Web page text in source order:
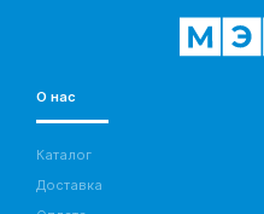
О нас
Каталог
Доставка